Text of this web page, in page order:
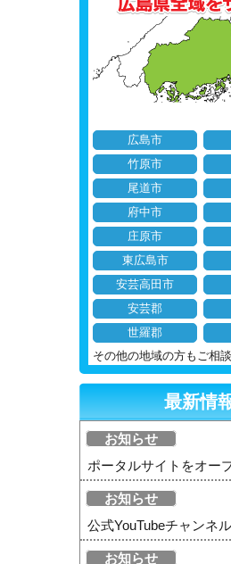
広島市
竹原市
尾道市
府中市
庄原市
東広島市
安芸高田市
安芸郡
世羅郡
その他の地域の方もご相
最新情
お知らせ
ポータルサイトをオー
お知らせ
公式YouTubeチャンネ
お知らせ